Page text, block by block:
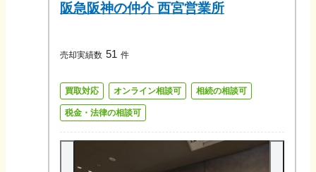
阪急阪神の仲介 西宮営業所
売却実績数 51 件
買取対応 オンライン相談可 相続の相談可
税金・法律の相談可